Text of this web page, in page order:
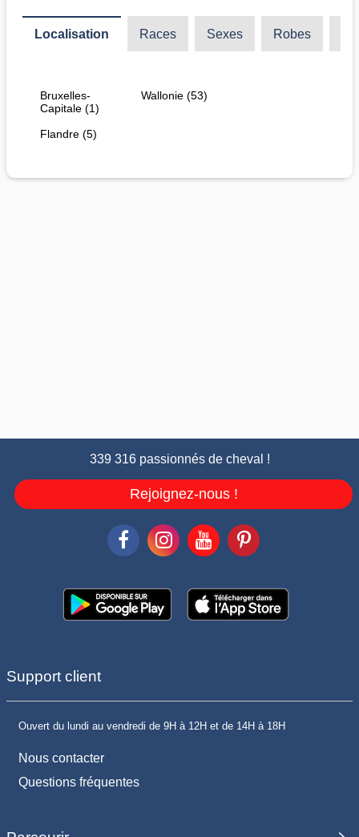
Localisation Races Sexes Robes
Bruxelles-
Capitale (1)
Flandre (5)
Wallonie (53)
339 316 passionnés de cheval !
Rejoignez-nous !
Support client
Ouvert du lundi au vendredi de 9H à 12H et de 14H à 18H
Nous contacter
Questions fréquentes